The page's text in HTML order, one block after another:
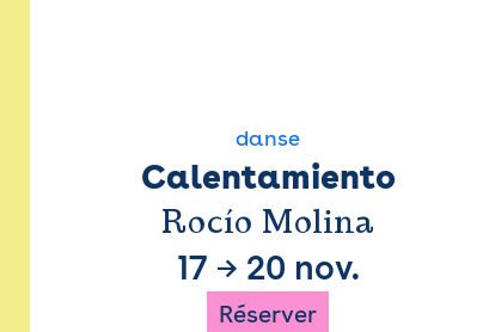
danse
Calentamiento
Rocío Molina
17 → 20 nov.
Réserver